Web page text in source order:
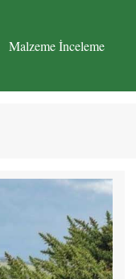
Malzeme İnceleme